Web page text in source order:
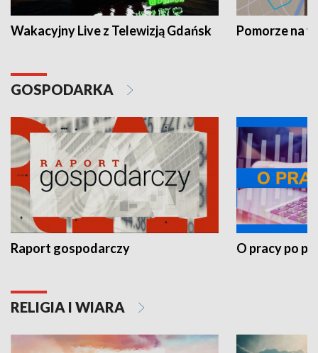
Wakacyjny Live z Telewizją Gdańsk Pomorze na
GOSPODARKA
Raport gospodarczy O pracy po
RELIGIA I WIARA